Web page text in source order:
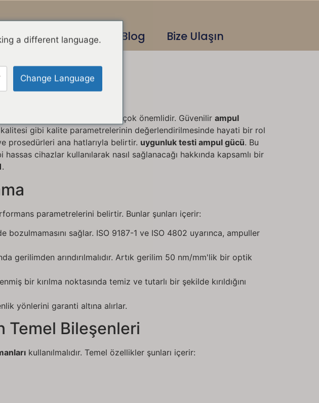
Standart Blog Bize Ulaşın
ve üretim verimliliği için çok önemlidir. Güvenilir ampul
gibi kalite parametrelerinin değerlendirilmesinde hayati bir rol
prosedürleri ana hatlarıyla belirtir. uygunluk testi ampul gücü. Bu
cihazlar kullanılarak nasıl sağlanacağı hakkında kapsamlı bir
.
parametrelerini belirtir. Bunlar şunları içerir:
sağlar. ISO 9187-1 ve ISO 4802 uyarınca, ampuller
gerilimden arındırılmalıdır. Artık gerilim 50 nm/mm'lik bir optik
bir kırılma noktasında temiz ve tutarlı bir şekilde kırıldığını
yönlerini garanti altına alırlar.
Temel Bileşenleri
kullanılmalıdır. Temel özellikler şunları içerir:
a different language.
Change Language